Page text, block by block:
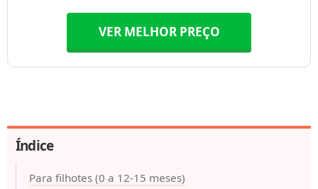
VER MELHOR PREÇO
Índice
Para filhotes (0 a 12-15 meses)